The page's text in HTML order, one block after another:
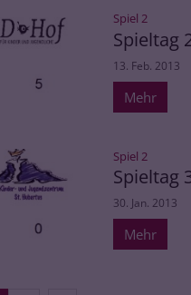
Spiel 2
Spieltag
13. Feb. 2013
Mehr
Spiel 2
Spieltag
30. Jan. 2013
Mehr